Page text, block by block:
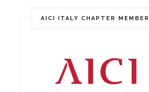
AICI ITALY CHAPTER MEMBER